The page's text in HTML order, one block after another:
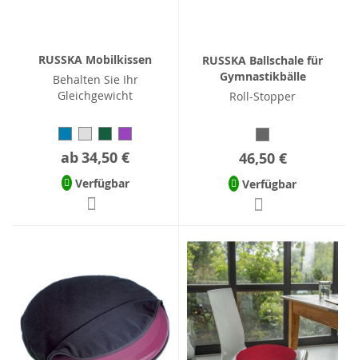
RUSSKA Mobilkissen
Behalten Sie Ihr
Gleichgewicht
ab34,50 €
Verfügbar
RUSSKA Ballschale für
Gymnastikbälle
Roll-Stopper
46,50 €
Verfügbar